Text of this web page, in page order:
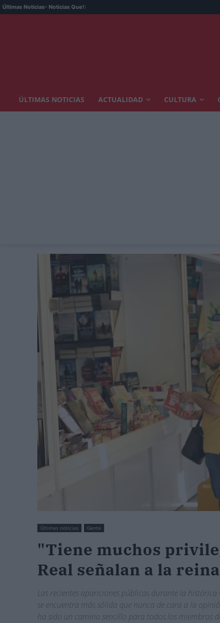
Últimas Noticias- Noticias Que!:
ÚLTIMAS NOTICIAS ACTUALIDAD CULTURA
Últimas noticias Gente
"Tiene muchos
Real señalan a la
Las recientes apariciones públicas durante la
se encuentra más sólida que nunca de cara a la
ha sido un camino sencillo para todos los miembros